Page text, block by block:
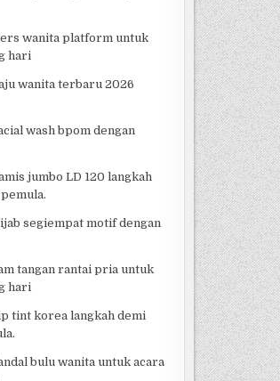
wanita platform untuk
hari
wanita terbaru 2026
wash bpom dengan
jumbo LD 120 langkah
segiempat motif dengan
tangan rantai pria untuk
hari
tint korea langkah demi
bulu wanita untuk acara